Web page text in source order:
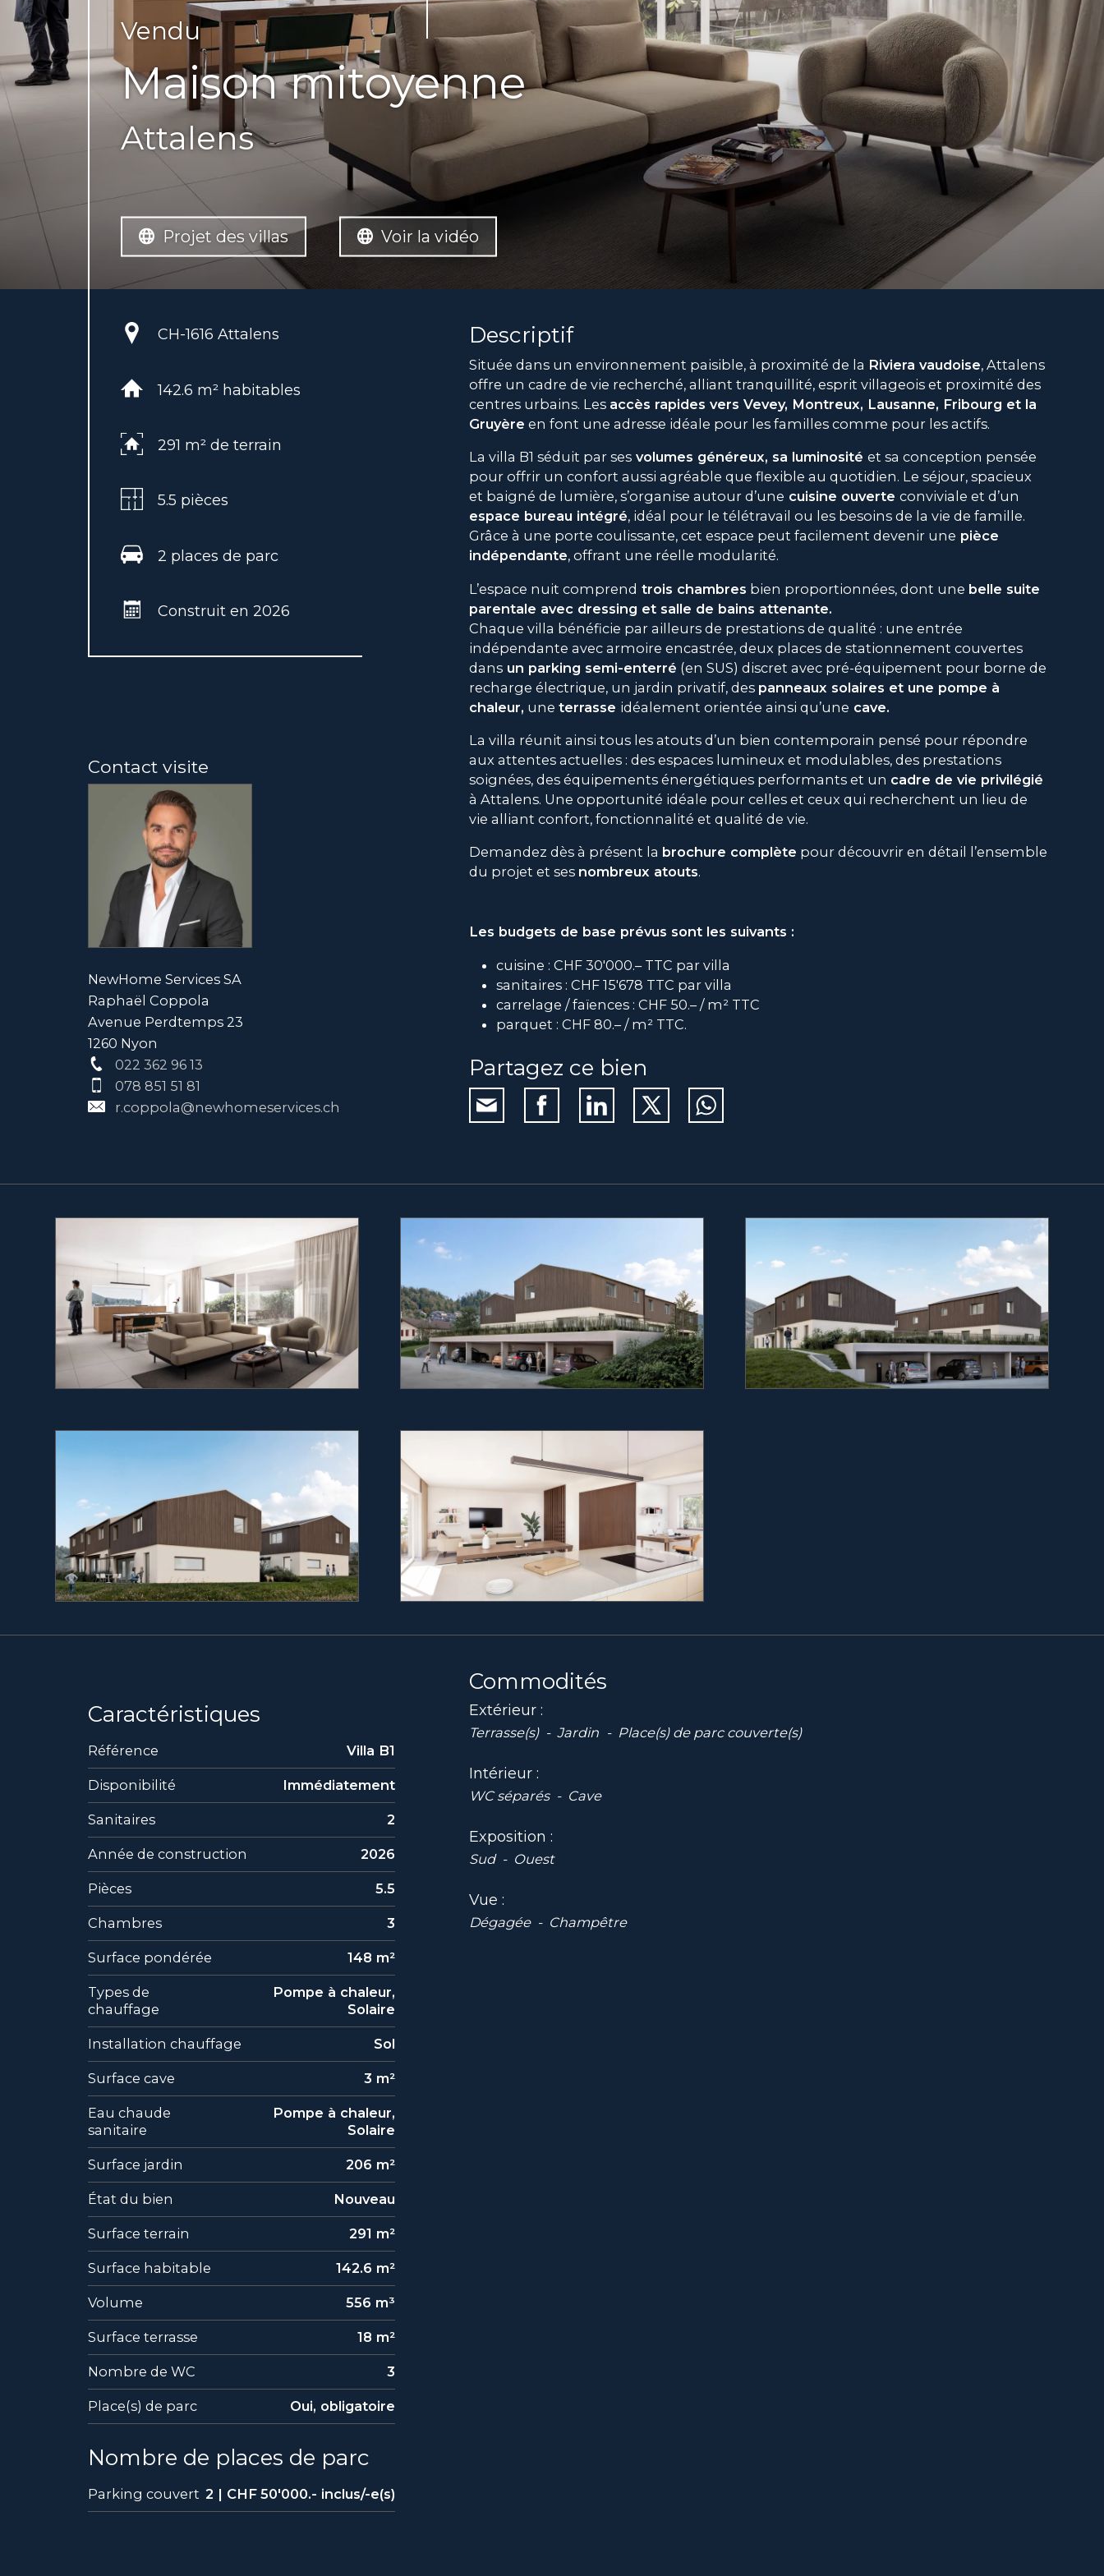
Vendu
Maison mitoyenne
Attalens
Projet des villas Voir la vidéo
CH-1616 Attalens
142.6 m² habitables
291 m² de terrain
5.5 pièces
2 places de parc
Construit en 2026
Contact visite
NewHome Services SA
Raphaël Coppola
Avenue Perdtemps 23
1260 Nyon
022 362 96 13
078 851 51 81
r.coppola@newhomeservices.ch
Descriptif
Située dans un environnement paisible, à proximité de la Riviera vaudoise, Attalens
offre un cadre de vie recherché, alliant tranquillité, esprit villageois et proximité des
centres urbains. Les accès rapides vers Vevey, Montreux, Lausanne, Fribourg et la
Gruyère en font une adresse idéale pour les familles comme pour les actifs.
La villa B1 séduit par ses volumes généreux, sa luminositéet sa conception pensée
pour offrir un confort aussi agréable que flexible au quotidien. Le séjour, spacieux
et baigné de lumière, s’organise autour d’une cuisine ouverteconviviale et d’un
espace bureau intégré, idéal pour le télétravail ou les besoins de la vie de famille.
Grâce à une porte coulissante, cet espace peut facilement devenir une pièce
indépendante, offrant une réelle modularité.
L’espace nuit comprend trois chambres bien proportionnées, dont une belle suite
parentale avec dressing et salle de bains attenante.
Chaque villa bénéficie par ailleurs de prestations de qualité : une entrée
indépendante avec armoire encastrée, deux places de stationnement couvertes
dans un parking semi-enterré (en SUS) discret avec pré-équipement pour borne de
recharge électrique, un jardin privatif, des panneaux solaires et une pompe à
chaleur, uneterrasse idéalement orientée ainsi qu’une cave.
La villa réunit ainsi tous les atouts d’un bien contemporain pensé pour répondre
aux attentes actuelles : des espaces lumineux et modulables, des prestations
soignées, des équipements énergétiques performants et un cadre de vie privilégié
à Attalens. Une opportunité idéale pour celles et ceux qui recherchent un lieu de
vie alliant confort, fonctionnalité et qualité de vie.
Demandez dès à présent la brochure complète pour découvrir en détail l’ensemble
du projet et ses nombreux atouts.
Les budgets de base prévus sont les suivants :
cuisine : CHF 30'000.– TTC par villa
sanitaires : CHF 15'678 TTC par villa
carrelage / faïences : CHF 50.– / m² TTC
parquet : CHF 80.– / m² TTC.
Partagez ce bien
Caractéristiques
Référence Villa B1
Disponibilité Immédiatement
Sanitaires 2
Année de construction 2026
Pièces 5.5
Chambres 3
Surface pondérée 148 m²
Types de
chauffage
Pompe à chaleur,
Solaire
Installation chauffage Sol
Surface cave 3 m²
Eau chaude
sanitaire
Pompe à chaleur,
Solaire
Surface jardin 206 m²
État du bien Nouveau
Surface terrain 291 m²
Surface habitable 142.6 m²
Volume 556 m³
Surface terrasse 18 m²
Nombre de WC 3
Place(s) de parc Oui, obligatoire
Nombre de places de parc
Parking couvert 2 | CHF 50'000.- inclus/-e(s)
Commodités
Extérieur
Terrasse(s) Jardin Place(s) de parc couverte(s)
Intérieur
WC séparés Cave
Exposition
Sud Ouest
Vue
Dégagée Champêtre